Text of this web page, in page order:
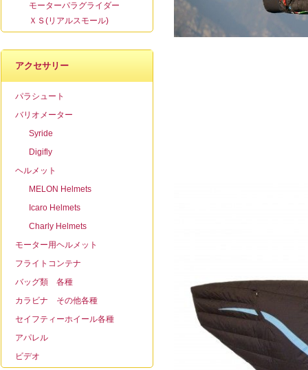
モーターパラグライダー
ＸＳ(リアルスモール)
アクセサリー
パラシュート
バリオメーター
Syride
Digifly
ヘルメット
MELON Helmets
Icaro Helmets
Charly Helmets
モーター用ヘルメット
フライトコンテナ
バッグ類 各種
カラビナ その他各種
セイフティーホイール各種
アパレル
ビデオ